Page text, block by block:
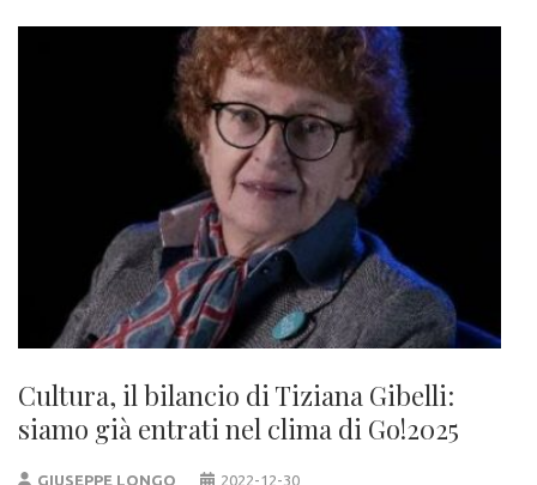
Cultura, il bilancio di Tiziana Gibelli:
siamo già entrati nel clima di Go!2025
GIUSEPPE LONGO 2022-12-30